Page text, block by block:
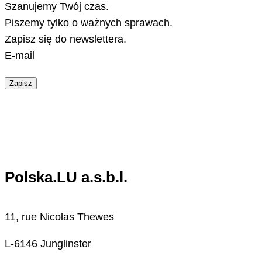
Szanujemy Twój czas.
Piszemy tylko o ważnych sprawach.
Zapisz się do newslettera.
E-mail
Zapisz
Polska.LU a.s.b.l.
11, rue Nicolas Thewes
L-6146 Junglinster